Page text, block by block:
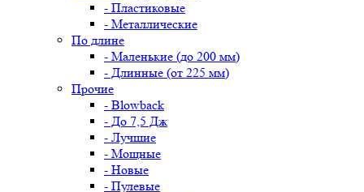
- Пластиковые
- Металлические
По длине
- Маленькие (до 200 мм)
- Длинные (от 225 мм)
Прочие
- Blowback
- До 7,5 Дж
- Лучшие
- Мощные
- Новые
- Пулевые